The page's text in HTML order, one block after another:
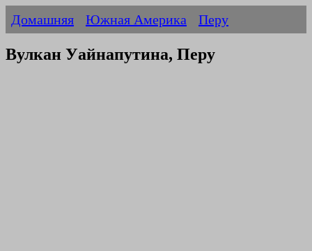
Домашняя Южная Америка Перу
Вулкан Уайнапутина, Перу